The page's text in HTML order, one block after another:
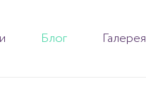
Блог Галерея